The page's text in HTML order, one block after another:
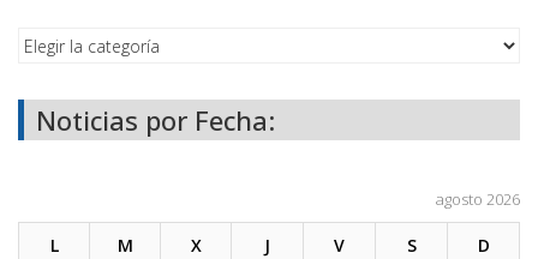
Noticias por Fecha:
agosto 2026
L M X J V S D